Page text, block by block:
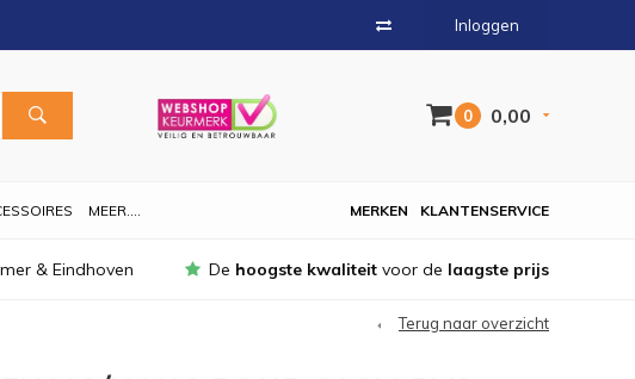
Inloggen
0 0,00
MEER.... KLANTENSERVICE
MERKEN
& Eindhoven De hoogste kwaliteit voor de laagste prijs
Terug naar overzicht